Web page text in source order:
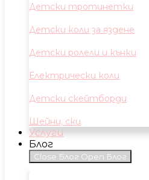
Детски тротинетки
Детски коли за яздене
Детски ролели и кънки
Електрически коли
Детски скейтборди
Шейни, ски
Услуги
Блог
Close Блог Open Блог